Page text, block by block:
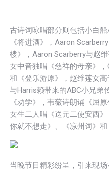
古诗词咏唱部分则包括小白
《将进酒》，Aaron
楼》，Aaron Scarberry与赵
女中音独唱《慈祥的母亲》，
和《登乐游原》，赵维莲女
与Harris赖带来的ABC小兄弟
《劝学》，韦薇诗朗诵《屈
女生二人唱《送元二使安西
你就不想走》、《凉州词》和
当晚节目精彩纷呈，引来现